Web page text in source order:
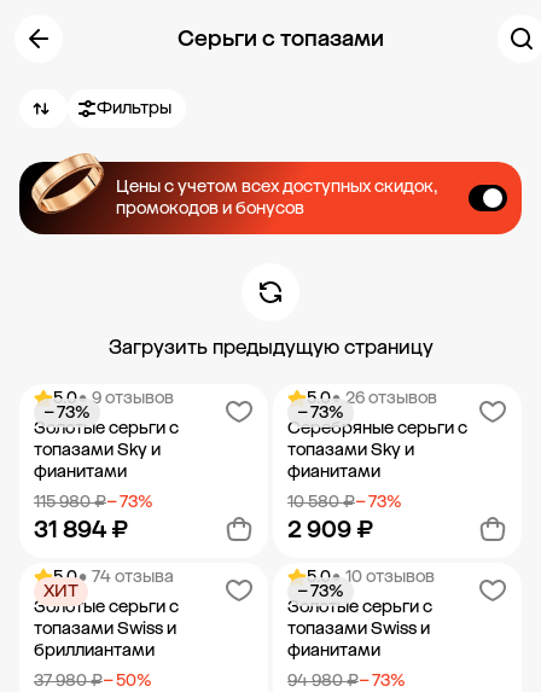
Серьги с топазами
Фильтры
Цены с учетом всех доступных скидок,
промокодов и бонусов
Загрузить предыдущую страницу
5.0• 9 отзывов
Золотые серьги с
топазами Sky и
фианитами
115 980 ₽− 73%
31 894 ₽
− 73%
Добавить в корзину
5.0• 26 отзывов
Серебряные серьги с
топазами Sky и
фианитами
10 580 ₽− 73%
2 909 ₽
− 73%
Добавить в корзину
5.0• 74 отзыва
Золотые серьги с
топазами Swiss и
бриллиантами
37 980 ₽− 50%
ХИТ
5.0• 10 отзывов
Золотые серьги с
топазами Swiss и
фианитами
94 980 ₽− 73%
− 73%